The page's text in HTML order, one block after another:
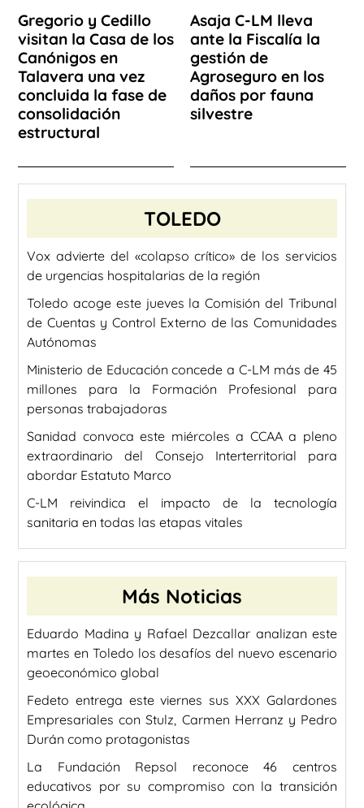
Gregorio y Cedillo
visitan la Casa de los
Canónigos en
Talavera una vez
concluida la fase de
consolidación
estructural
Asaja C-LM lleva
ante la Fiscalía la
gestión de
Agroseguro en los
daños por fauna
silvestre
TOLEDO
Vox advierte del «colapso crítico» de los servicios
de urgencias hospitalarias de la región
Toledo acoge este jueves la Comisión del Tribunal
de Cuentas y Control Externo de las Comunidades
Autónomas
Ministerio de Educación concede a C-LM más de 45
millones para la Formación Profesional para
personas trabajadoras
Sanidad convoca este miércoles a CCAA a pleno
extraordinario del Consejo Interterritorial para
abordar Estatuto Marco
C-LM reivindica el impacto de la tecnología
sanitaria en todas las etapas vitales
Más Noticias
Eduardo Madina y Rafael Dezcallar analizan este
martes en Toledo los desafíos del nuevo escenario
geoeconómico global
Fedeto entrega este viernes sus XXX Galardones
Empresariales con Stulz, Carmen Herranz y Pedro
Durán como protagonistas
La Fundación Repsol reconoce 46 centros
educativos por su compromiso con la transición